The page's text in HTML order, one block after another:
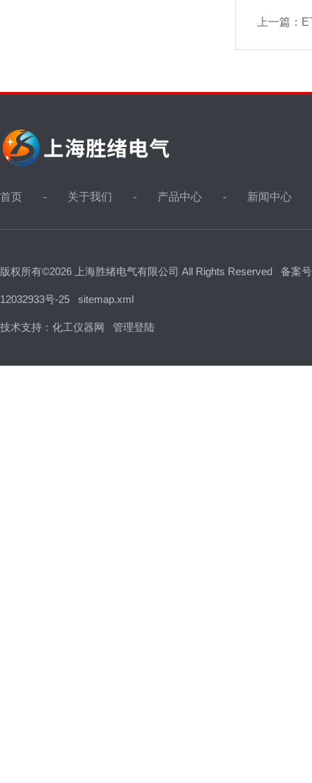
上一篇：
首页 关于我们 产品中心 新闻中心
版权所有©2026 上海胜绪电气有限公司 All Rights Reserved 备案
12032933号-25 sitemap.xml
技术支持： 化工仪器网 管理登陆